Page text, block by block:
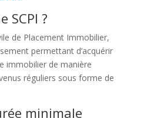
SCPI ?
de Placement Immobilier,
permettant d’acquérir
immobilier de manière
réguliers sous forme de
minimale